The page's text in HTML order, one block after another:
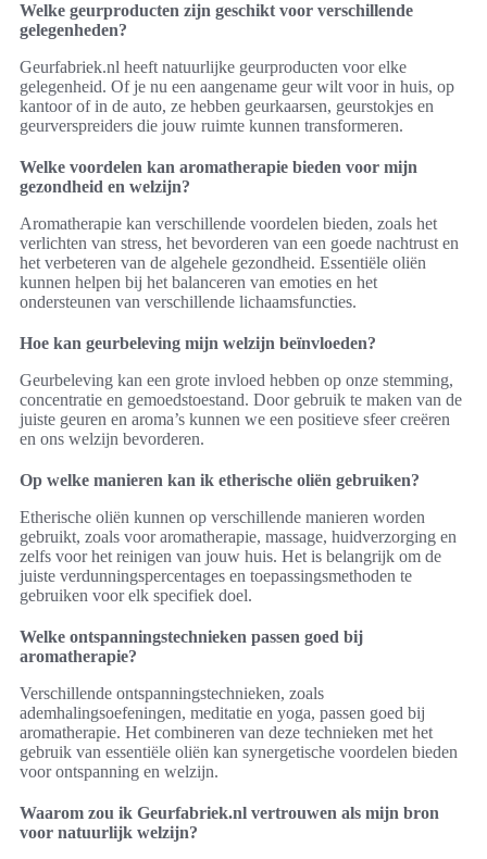
Welke geurproducten zijn geschikt voor verschillende
gelegenheden?
Geurfabriek.nl heeft natuurlijke geurproducten voor elke
gelegenheid. Of je nu een aangename geur wilt voor in huis, op
kantoor of in de auto, ze hebben geurkaarsen, geurstokjes en
geurverspreiders die jouw ruimte kunnen transformeren.
Welke voordelen kan aromatherapie bieden voor mijn
gezondheid en welzijn?
Aromatherapie kan verschillende voordelen bieden, zoals het
verlichten van stress, het bevorderen van een goede nachtrust en
het verbeteren van de algehele gezondheid. Essentiële oliën
kunnen helpen bij het balanceren van emoties en het
ondersteunen van verschillende lichaamsfuncties.
Hoe kan geurbeleving mijn welzijn beïnvloeden?
Geurbeleving kan een grote invloed hebben op onze stemming,
concentratie en gemoedstoestand. Door gebruik te maken van de
juiste geuren en aroma’s kunnen we een positieve sfeer creëren
en ons welzijn bevorderen.
Op welke manieren kan ik etherische oliën gebruiken?
Etherische oliën kunnen op verschillende manieren worden
gebruikt, zoals voor aromatherapie, massage, huidverzorging en
zelfs voor het reinigen van jouw huis. Het is belangrijk om de
juiste verdunningspercentages en toepassingsmethoden te
gebruiken voor elk specifiek doel.
Welke ontspanningstechnieken passen goed bij
aromatherapie?
Verschillende ontspanningstechnieken, zoals
ademhalingsoefeningen, meditatie en yoga, passen goed bij
aromatherapie. Het combineren van deze technieken met het
gebruik van essentiële oliën kan synergetische voordelen bieden
voor ontspanning en welzijn.
Waarom zou ik Geurfabriek.nl vertrouwen als mijn bron
voor natuurlijk welzijn?